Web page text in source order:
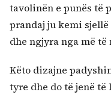
tavolinën e punës të
prandaj ju kemi
dhe ngjyra nga më të
Këto dizajne
tyre dhe do të jenë